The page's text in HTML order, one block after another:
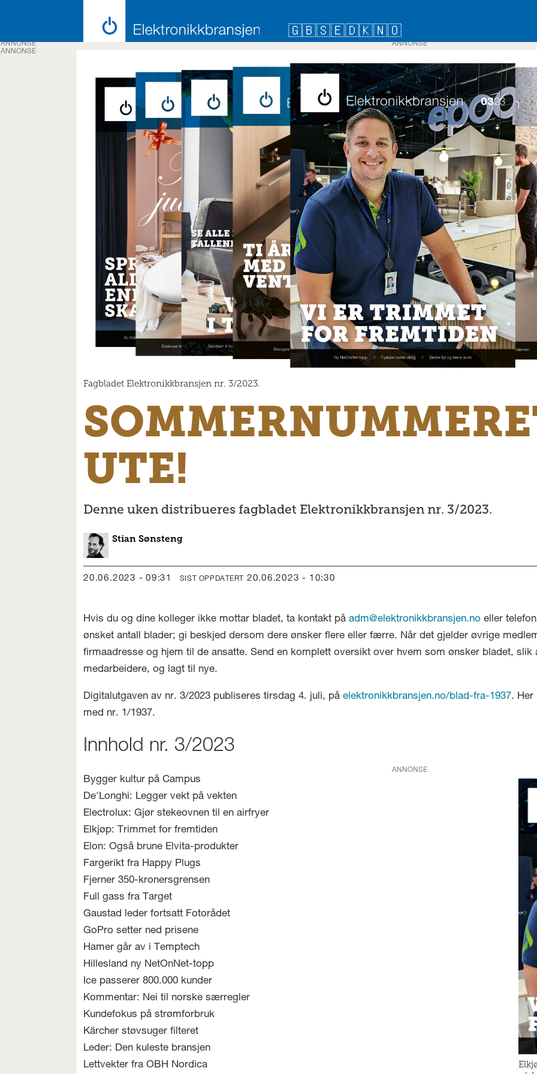
🇬🇧🇸🇪🇩🇰🇳🇴
ANNONSE
Fagbladet Elektronikkbransjen nr. 3/2023.
UTE!
Denne uken distribueres fagbladet Elektronikkbransjen nr. 3/2023.
Stian Sønsteng
20.06.2023 - 09:31 SIST OPPDATERT 20.06.2023 - 10:30
Hvis du og dine kolleger ikke mottar bladet, ta kontakt påadm@elektronikkbransjen.no eller
ønsket antall blader; gi beskjed dersom dere ønsker flere eller færre. Når det gjelder øvrige
firmaadresse og hjem til de ansatte. Send en komplett oversikt over hvem som ønsker bladet, slik
medarbeidere, og lagt til nye.
Digitalutgaven av nr. 3/2023 publiseres tirsdag 4. juli, påelektronikkbransjen.no/blad-fra-1937. Her
med nr. 1/1937.
Innhold nr. 3/2023
ANNONSE
Bygger kultur på Campus
De'Longhi: Legger vekt på vekten
Electrolux: Gjør stekeovnen til en airfryer
Elkjøp: Trimmet for fremtiden
Elon: Også brune Elvita-produkter
Fargerikt fra Happy Plugs
Fjerner 350-kronersgrensen
Full gass fra Target
Gaustad leder fortsatt Fotorådet
GoPro setter ned prisene
Hamer går av i Temptech
Hillesland ny NetOnNet-topp
Ice passerer 800.000 kunder
Kommentar: Nei til norske særregler
Kundefokus på strømforbruk
Kärcher støvsuger filteret
Leder: Den kuleste bransjen
Lettvekter fra OBH Nordica
ANNONSE
ANNONSE